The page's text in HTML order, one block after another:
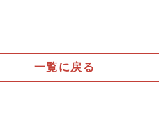
一覧に戻る